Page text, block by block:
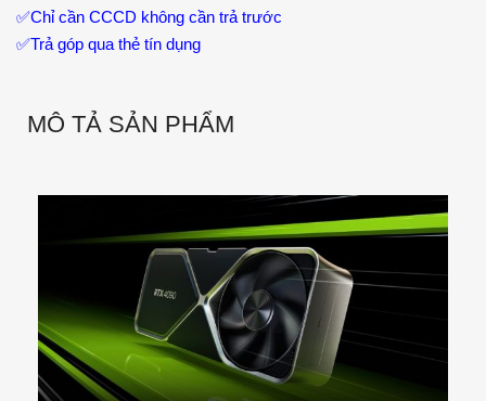
✅Chỉ cần CCCD không cần trả trước
✅Trả góp qua thẻ tín dụng
MÔ TẢ SẢN PHẨM